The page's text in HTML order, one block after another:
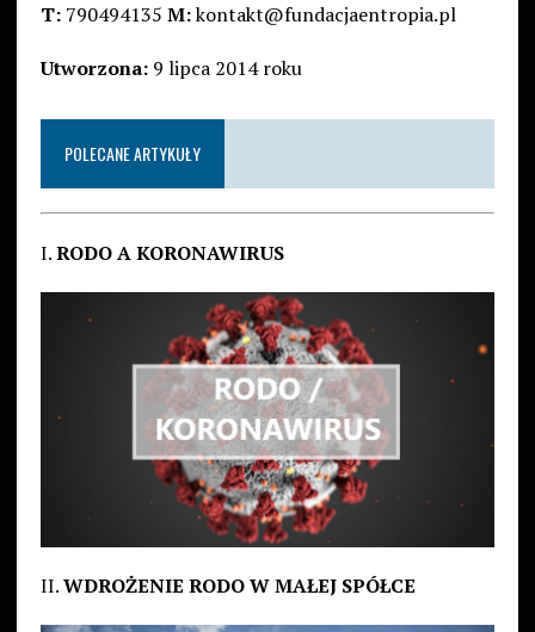
T:790494135 M:kontakt@fundacjaentropia.pl
Utworzona:9 lipca 2014 roku
POLECANE ARTYKUŁY
I.RODO A KORONAWIRUS
II.WDROŻENIE RODO W MAŁEJ SPÓŁCE